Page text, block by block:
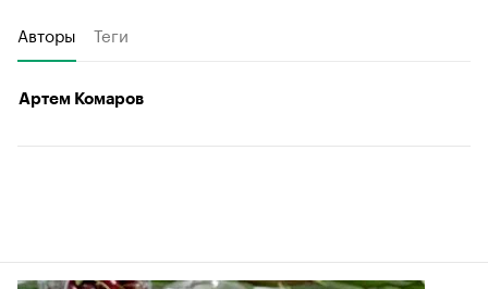
Авторы Теги
Артем Комаров